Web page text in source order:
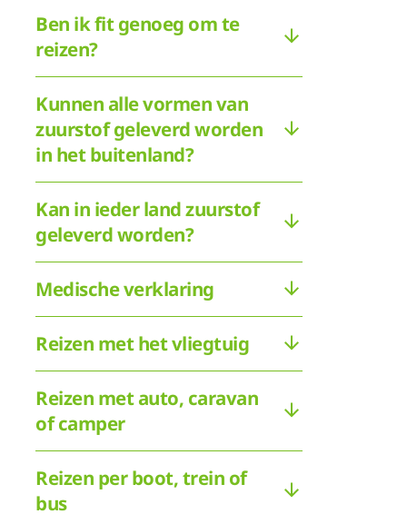
Ben ik fit genoeg om te
reizen?
Kunnen alle vormen van
zuurstof geleverd worden
in het buitenland?
Kan in ieder land zuurstof
geleverd worden?
Medische verklaring
Reizen met het vliegtuig
Reizen met auto, caravan
of camper
Reizen per boot, trein of
bus